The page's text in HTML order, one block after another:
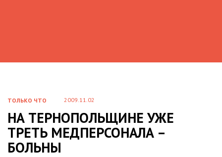
ТОЛЬКО ЧТО 2009.11.02
НА ТЕРНОПОЛЬЩИНЕ УЖЕ
ТРЕТЬ МЕДПЕРСОНАЛА –
БОЛЬНЫ